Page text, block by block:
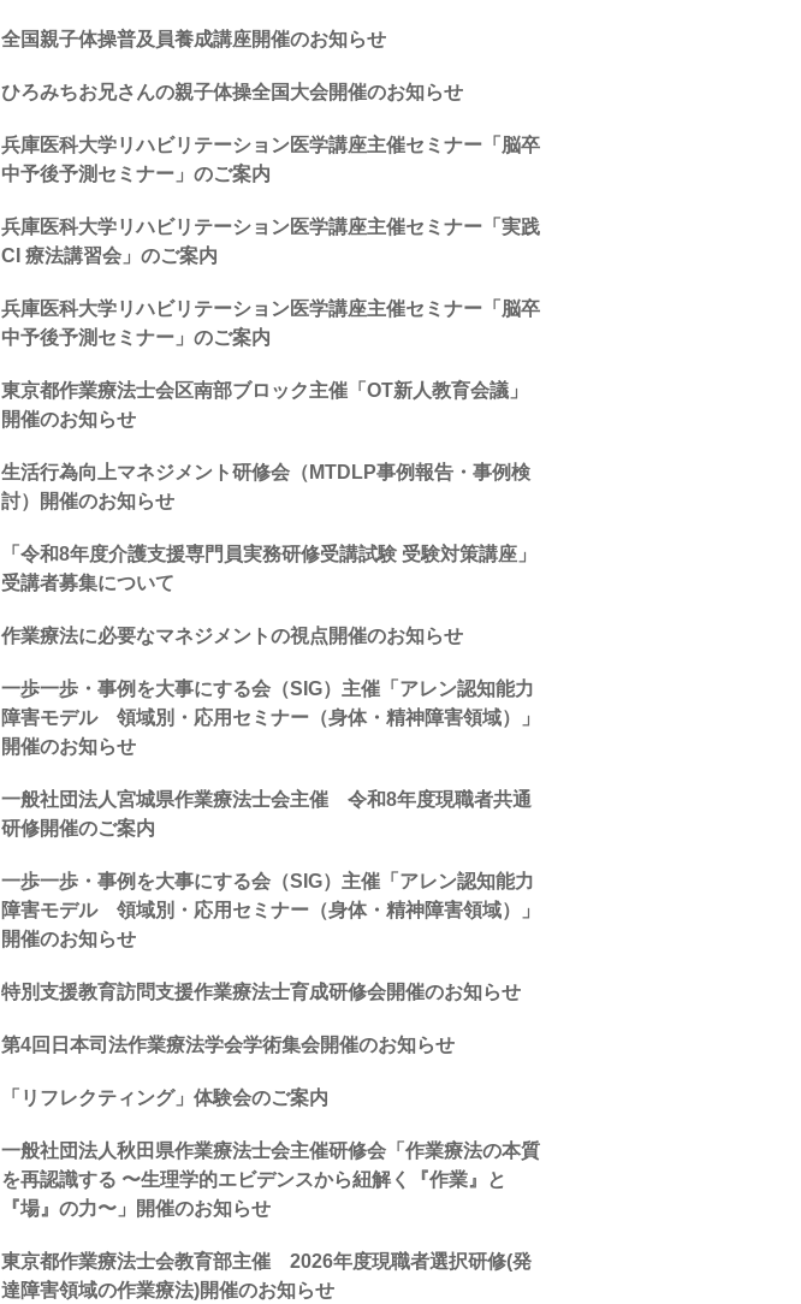
全国親子体操普及員養成講座開催のお知らせ
ひろみちお兄さんの親子体操全国大会開催のお知らせ
兵庫医科大学リハビリテーション医学講座主催セミナー「脳卒
中予後予測セミナー」のご案内
兵庫医科大学リハビリテーション医学講座主催セミナー「実践
CI 療法講習会」のご案内
兵庫医科大学リハビリテーション医学講座主催セミナー「脳卒
中予後予測セミナー」のご案内
東京都作業療法士会区南部ブロック主催「OT新人教育会議」
開催のお知らせ
生活行為向上マネジメント研修会（MTDLP事例報告・事例検
討）開催のお知らせ
「令和8年度介護支援専門員実務研修受講試験 受験対策講座」
受講者募集について
作業療法に必要なマネジメントの視点開催のお知らせ
一歩一歩・事例を大事にする会（SIG）主催「アレン認知能力
障害モデル 領域別・応用セミナー（身体・精神障害領域）」
開催のお知らせ
一般社団法人宮城県作業療法士会主催 令和8年度現職者共通
研修開催のご案内
一歩一歩・事例を大事にする会（SIG）主催「アレン認知能力
障害モデル 領域別・応用セミナー（身体・精神障害領域）」
開催のお知らせ
特別支援教育訪問支援作業療法士育成研修会開催のお知らせ
第4回日本司法作業療法学会学術集会開催のお知らせ
「リフレクティング」体験会のご案内
一般社団法人秋田県作業療法士会主催研修会「作業療法の本質
を再認識する 〜生理学的エビデンスから紐解く『作業』と
『場』の力〜」開催のお知らせ
東京都作業療法士会教育部主催 2026年度現職者選択研修(発
達障害領域の作業療法)開催のお知らせ